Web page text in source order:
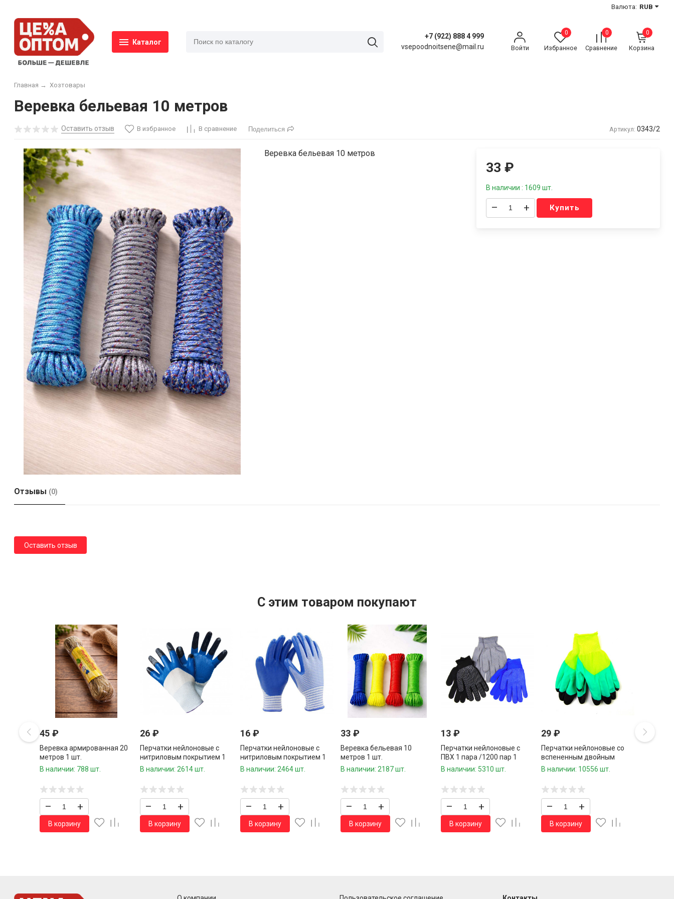
Валюта: RUB
Каталог
+7 (922) 888 4 999
vsepoodnoitsene@mail.ru
Войти
0
Избранное
0
Сравнение
0
Корзина
Главная → Хозтовары
Веревка бельевая 10 метров
Оставить отзыв В избранное В сравнение Поделиться Артикул: 0343/2
Веревка бельевая 10 метров
33₽
В наличии : 1609 шт.
– + Купить
Отзывы (0)
Оставить отзыв
C этим товаром покупают
45 ₽
Веревка армированная 20
метров 1 шт.
В наличии: 788 шт.
– +
В корзину
26 ₽
Перчатки нейлоновые с
нитриловым покрытием 1
пара
В наличии: 2614 шт.
– +
В корзину
16 ₽
Перчатки нейлоновые с
нитриловым покрытием 1
пара /960 шт.коробка/
В наличии: 2464 шт.
– +
В корзину
33 ₽
Веревка бельевая 10
метров 1 шт.
В наличии: 2187 шт.
– +
В корзину
13 ₽
Перчатки нейлоновые с
ПВХ 1 пара /1200 пар 1
коробка/
В наличии: 5310 шт.
– +
В корзину
29 ₽
Перчатки нейлоновые со
вспененным двойным
латексным покрытием 1
В наличии: 10556 шт.
– +
В корзину